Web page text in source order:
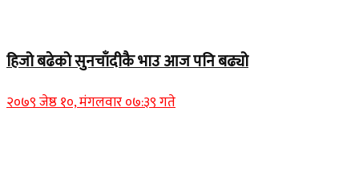
हिजो बढेको सुनचाँदीकै भाउ आज पनि बढ्यो
२०७९ जेष्ठ १०, मंगलवार ०७:३९ गते